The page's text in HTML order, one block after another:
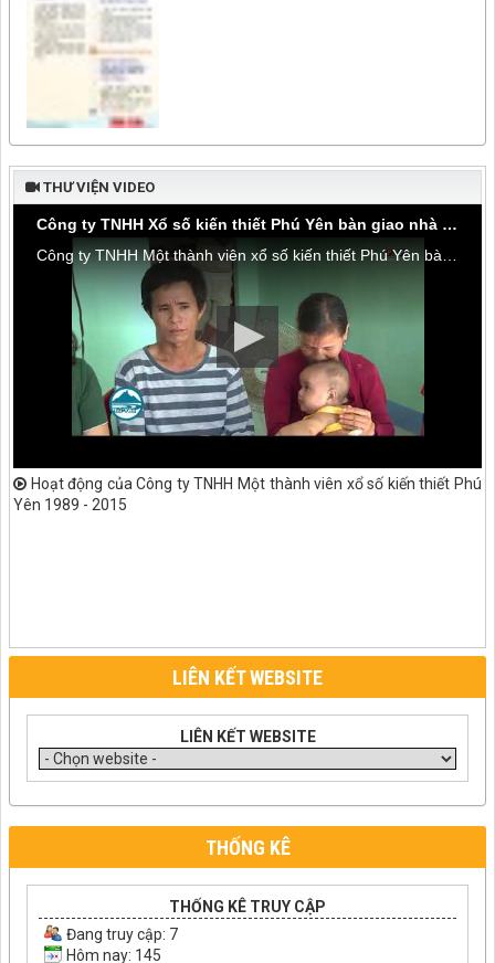
THƯ VIỆN VIDEO
Công ty TNHH Xổ số kiến thiết Phú Yên bàn giao nhà tình thương tại thôn Hòa Đa, xã An Mỹ
Hoạt động của Công ty TNHH Một thành viên xổ số kiến thiết Phú
Yên 1989 - 2015
LIÊN KẾT WEBSITE
LIÊN KẾT WEBSITE
THỐNG KÊ
THỐNG KÊ TRUY CẬP
Đang truy cập: 7
Hôm nay: 145